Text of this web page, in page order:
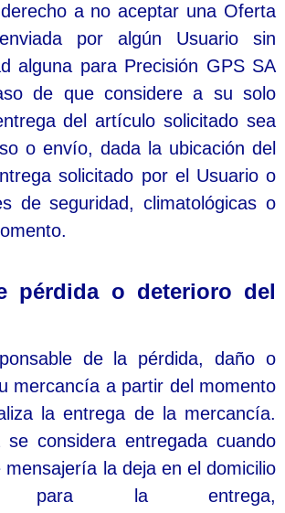
a no aceptar una Oferta
por algún Usuario sin
alguna para Precisión GPS SA
de que considere a su solo
del artículo solicitado sea
o envío, dada la ubicación del
solicitado por el Usuario o
de seguridad, climatológicas o
pérdida o deterioro del
de la pérdida, daño o
mercancía a partir del momento
la entrega de la mercancía.
se considera entregada cuando
mensajería la deja en el domicilio
para la entrega,